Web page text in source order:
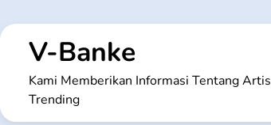
to
contentV-Banke
Kami Memberikan Informasi Tentang Artis
Trending